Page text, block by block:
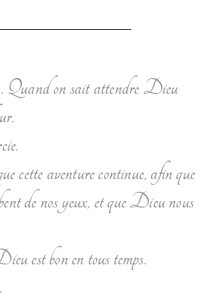
Quand on sait attendre Dieu
cette aventure continue, afin que
de nos yeux, et que Dieu nous
est bon en tous temps.